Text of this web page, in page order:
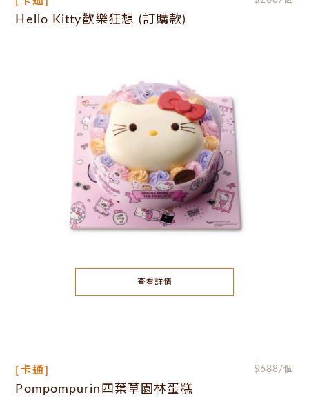
Hello Kitty歡樂狂想 (訂購款)
查看詳情
[卡通] $688/個
Pompompurin四葉草園林蛋糕